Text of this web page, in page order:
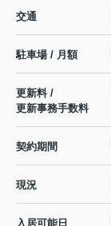
交通
駐車場 / 月額
更新料 /
更新事務手数料
契約期間
現況
入居可能日